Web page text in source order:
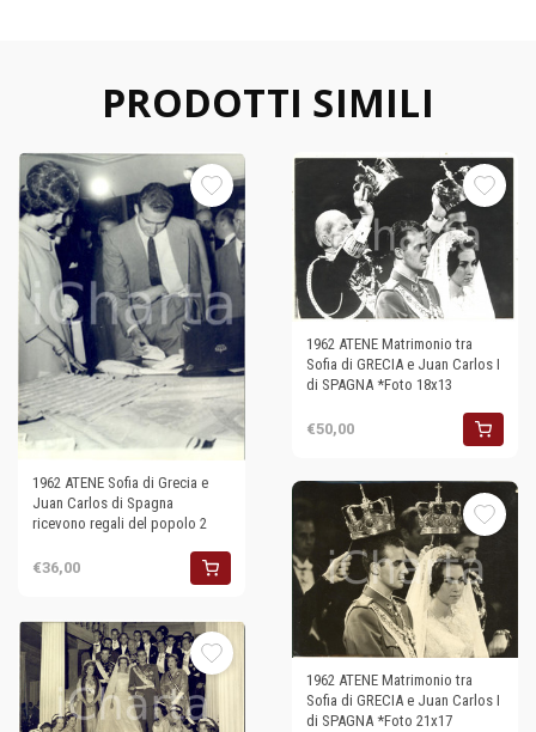
PRODOTTI SIMILI
1962 ATENE Sofia di Grecia e
Juan Carlos di Spagna
ricevono regali del popolo 2
€36,00
1962 ATENE Matrimonio tra
Sofia di GRECIA e Juan Carlos I
di SPAGNA *Foto 18x13
€50,00
1962 ATENE Matrimonio tra
Sofia di GRECIA e Juan Carlos I
di SPAGNA *Foto 21x17